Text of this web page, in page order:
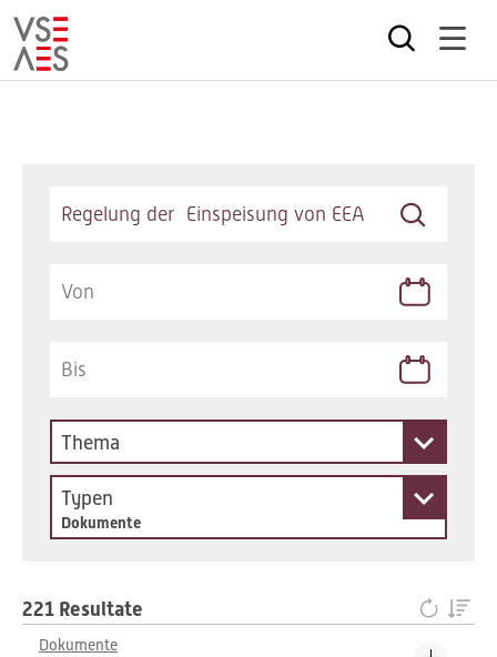
Thema
Typen
Dokumente
221 Resultate
Dokumente